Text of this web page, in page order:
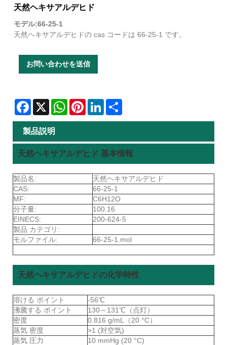
天然ヘキサアルデヒド
モデル:66-25-1
天然ヘキサアルデヒドの cas コードは 66-25-1 です。
お問い合わせを送信
Facebook
X WhatsAppPinterestLinkedIn
製品説明
天然ヘキサアルデヒド 基本情報
製品名:
天然ヘキサアルデヒド
CAS:
66-25-1
MF:
C6H12O
分子量:
100.16
EINECS:
200-624-5
製品 カテゴリ:
モルファイル:
66-25-1.mol
天然ヘキサアルデヒドの化学特性
溶ける ポイント
-56℃
沸騰する ポイント
130～131℃（点灯）
密度
0.816 g/mL（20 °C）
蒸気 密度
>1 (対空気)
蒸気 圧力
10 mmHg (20 °C)